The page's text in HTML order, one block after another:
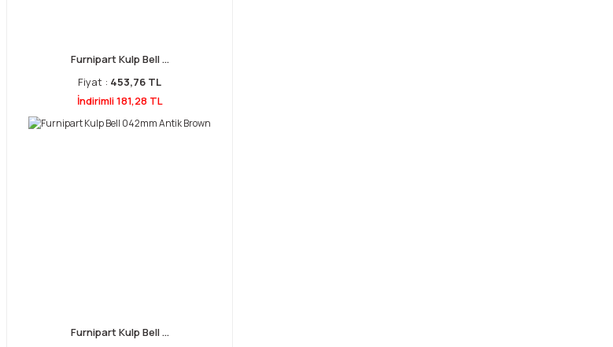
Furnipart Kulp Bell ...
Fiyat : 453,76 TL
İndirimli 181,28 TL
Furnipart Kulp Bell ...